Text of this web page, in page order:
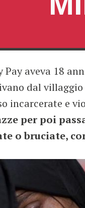
Pay aveva 18
dal
incarcerate e
per poi
o bruciate,